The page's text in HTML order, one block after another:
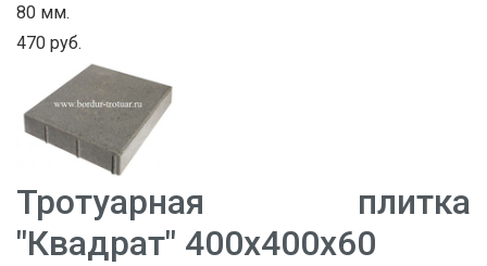
80 мм.
470 руб.
Тротуарная плитка
"Квадрат" 400х400х60